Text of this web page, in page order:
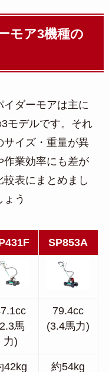
モア3機種の
ダーモアは主に
モデルです。それ
サイズ・重量が異
作業効率にも差が
表にまとめまし
う
SP853A
馬
力)
79.4cc
(3.4馬力)
42kg 約54kg